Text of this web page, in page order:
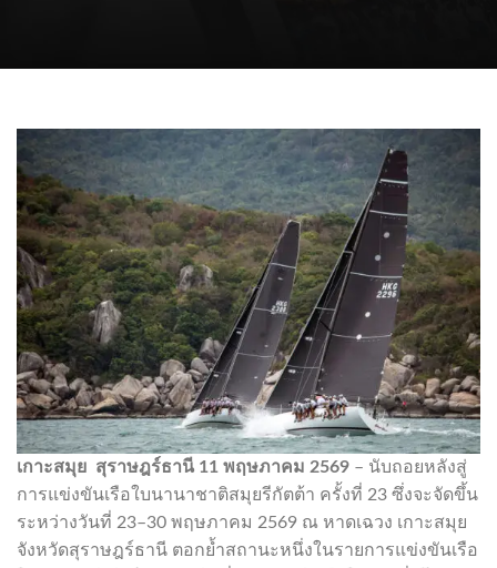
เกาะสมุย สุราษฎร์ธานี 11 พฤษภาคม 2569 – นับถอยหลังสู่
การแข่งขันเรือใบนานาชาติสมุยรีกัตต้า ครั้งที่ 23 ซึ่งจะจัดขึ้น
ระหว่างวันที่ 23–30 พฤษภาคม 2569 ณ หาดเฉวง เกาะสมุย
จังหวัดสุราษฎร์ธานี ตอกย้ำสถานะหนึ่งในรายการแข่งขันเรือ